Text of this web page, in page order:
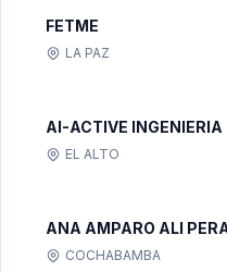
FETME
LA PAZ
AI-ACTIVE INGENIERIA
EL ALTO
ANA AMPARO ALI
COCHABAMBA